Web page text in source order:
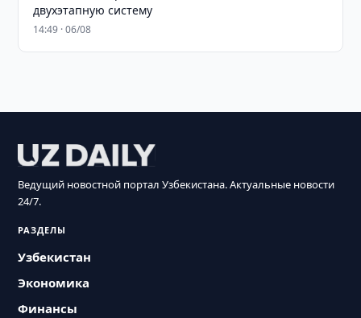
двухэтапную систему
14:49 · 06/08
Ведущий новостной портал Узбекистана. Актуальные новости
24/7.
РАЗДЕЛЫ
Узбекистан
Экономика
Финансы